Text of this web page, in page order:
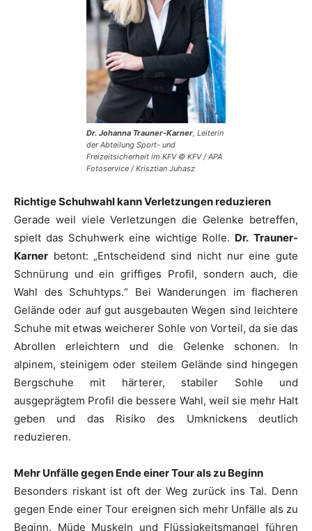
Dr. Johanna Trauner-Karner, Leiterin
der Abteilung Sport- und
Freizeitsicherheit im KFV © KFV / APA
Fotoservice / Krisztian Juhasz
Richtige Schuhwahl kann Verletzungen reduzieren
Gerade weil viele Verletzungen die Gelenke betreffen,
spielt das Schuhwerk eine wichtige Rolle. Dr. Trauner-
Karner betont: „Entscheidend sind nicht nur eine gute
Schnürung und ein griffiges Profil, sondern auch, die
Wahl des Schuhtyps.“ Bei Wanderungen im flacheren
Gelände oder auf gut ausgebauten Wegen sind leichtere
Schuhe mit etwas weicherer Sohle von Vorteil, da sie das
Abrollen erleichtern und die Gelenke schonen. In
alpinem, steinigem oder steilem Gelände sind hingegen
Bergschuhe mit härterer, stabiler Sohle und
ausgeprägtem Profil die bessere Wahl, weil sie mehr Halt
geben und das Risiko des Umknickens deutlich
reduzieren.
Mehr Unfälle gegen Ende einer Tour als zu Beginn
Besonders riskant ist oft der Weg zurück ins Tal. Denn
gegen Ende einer Tour ereignen sich mehr Unfälle als zu
Beginn. Müde Muskeln und Flüssigkeitsmangel führen